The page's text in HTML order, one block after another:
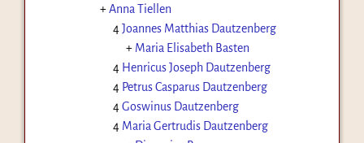
+Anna Tiellen
4Joannes Matthias Dautzenberg
+ Maria Elisabeth Basten
4 Henricus Joseph Dautzenberg
4 Petrus Casparus Dautzenberg
4Goswinus Dautzenberg
4 Maria Gertrudis Dautzenberg